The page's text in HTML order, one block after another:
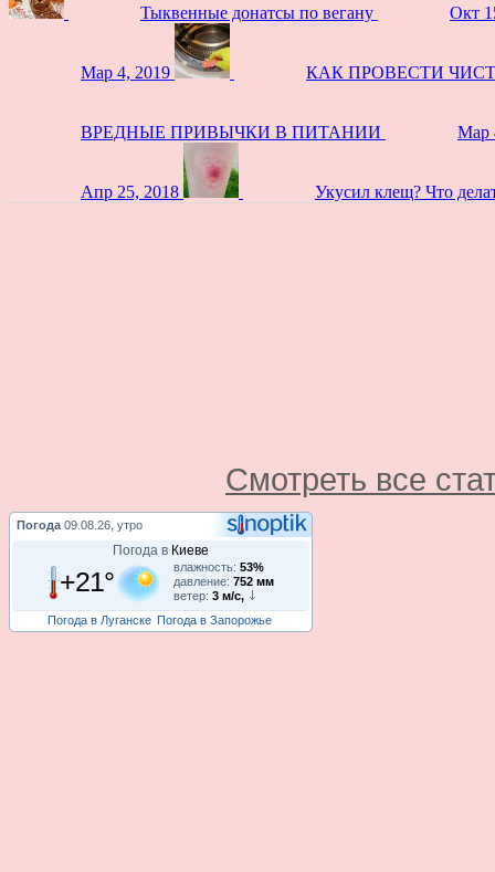
Тыквенные донатсы по вегану Окт
Мар 4, 2019 КАК ПРОВЕСТИ
ВРЕДНЫЕ ПРИВЫЧКИ В ПИТАНИИ Мар
Апр 25, 2018 Укусил клещ? Что
Смотреть все
Погода 09.08.26, утро
Погода в Киеве
+21° влажность: 53%
давление: 752 мм
ветер: 3 м/с,
Погода в Луганске Погода в Запорожье